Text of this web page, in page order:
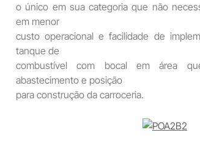
o único em sua categoria que não
em menor
custo operacional e facilidade de
tanque de
combustível com bocal em área
abastecimento e posição
para construção da carroceria.